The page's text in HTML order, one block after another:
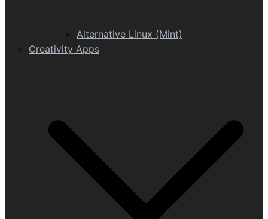
Alternative Linux (Mint)
Creativity Apps